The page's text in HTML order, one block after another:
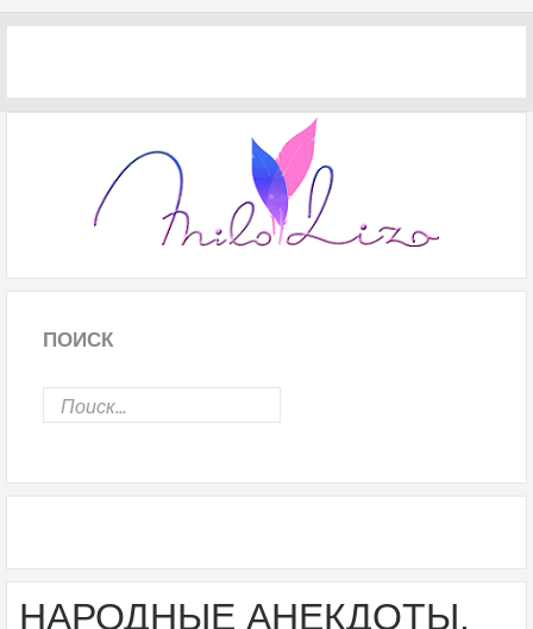
ПОИСК
НАРОДНЫЕ АНЕКДОТЫ.